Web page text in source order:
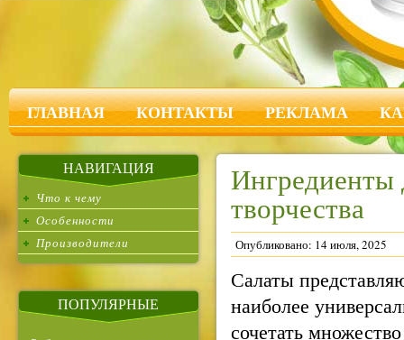
ГЛАВНАЯ КОНТАКТЫ РЕКЛАМА
Ингредиенты
творчества
Опубликовано: 14 июля, 2025
Салаты
наиболее
сочетать
НАВИГАЦИЯ
Что к чему
Особенности
Производители
ПОПУЛЯРНЫЕ